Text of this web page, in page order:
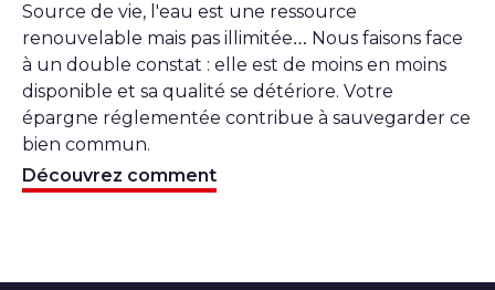
Source de vie, l'eau est une ressource
renouvelable mais pas illimitée… Nous faisons face
à un double constat : elle est de moins en moins
disponible et sa qualité se détériore. Votre
épargne réglementée contribue à sauvegarder ce
bien commun.
Découvrez comment